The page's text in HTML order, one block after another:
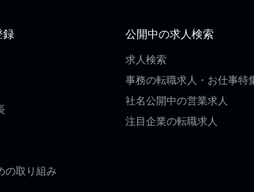
録
の取り組み
公開中の求人検索
求人検索
事務の転職求人・お仕事特
社名公開中の営業求人
注目企業の転職求人